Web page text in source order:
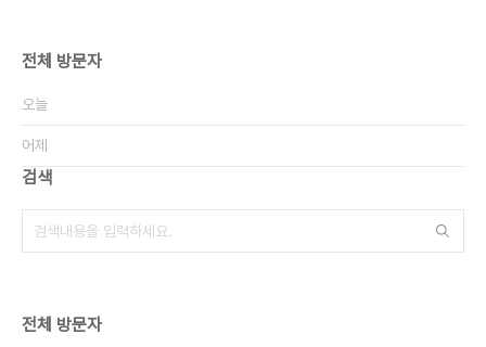
전체 방문자
오늘
어제
검색
전체 방문자